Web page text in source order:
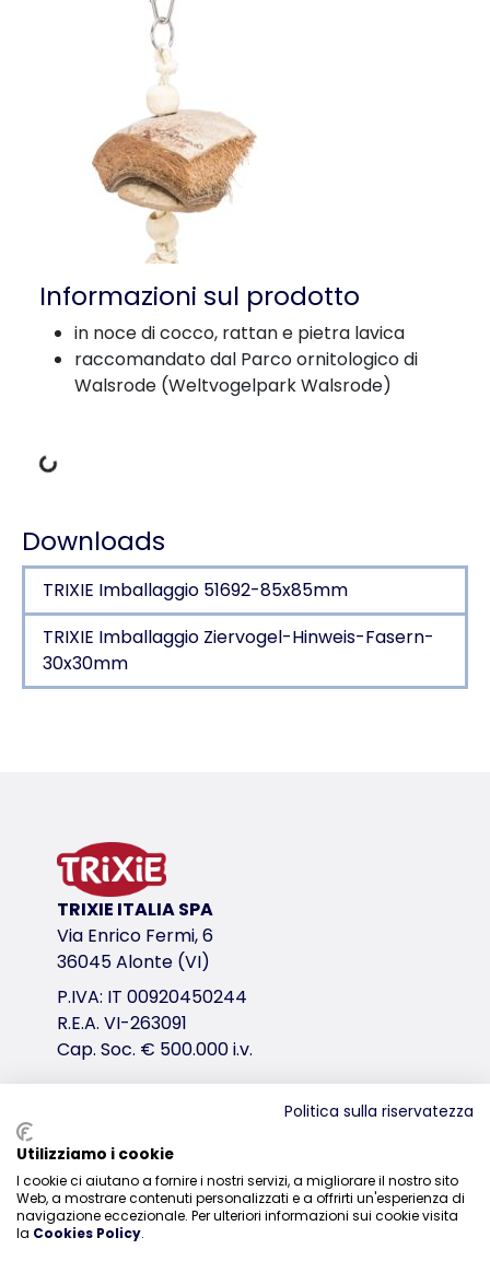
Informazioni sul prodotto
in noce di cocco, rattan e pietra lavica
raccomandato dal Parco ornitologico di
Walsrode (Weltvogelpark Walsrode)
Dati di carico
Downloads
TRIXIE Imballaggio 51692-85x85mm
TRIXIE Imballaggio Ziervogel-Hinweis-Fasern-
30x30mm
variante di prodotto
variante di prodotto: numero unico del
Misure
35 cm
per es.
calopsitte, cocoriti
link per il download
TRIXIE Imballaggio Ziervogel-Hinweis-Fasern-
TRIXIE ITALIA SPA
Via Enrico Fermi, 6
36045 Alonte (VI)
P.IVA: IT 00920450244
R.E.A. VI-263091
Cap. Soc. € 500.000 i.v.
Distribuzione
0444-835329
Politica sulla riservatezza
Utilizziamo i cookie
I cookie ci aiutano a fornire i nostri servizi, a migliorare il nostro sito
Web, a mostrare contenuti personalizzati e a offrirti un'esperienza di
navigazione eccezionale. Per ulteriori informazioni sui cookie visita
la Cookies Policy.